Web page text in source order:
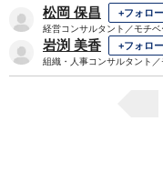
松岡 保昌 +フォロー
経営コンサルタント／モチ
岩渕 美香 +フォロー
組織・人事コンサルタント